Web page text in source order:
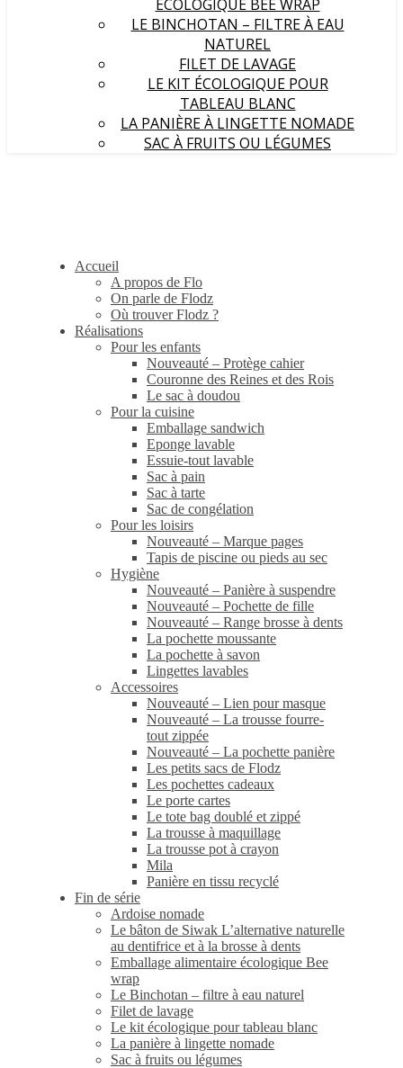
ÉCOLOGIQUE BEE WRAP
LE BINCHOTAN – FILTRE À EAU
NATUREL
FILET DE LAVAGE
LE KIT ÉCOLOGIQUE POUR
TABLEAU BLANC
LA PANIÈRE À LINGETTE NOMADE
SAC À FRUITS OU LÉGUMES
Accueil
A propos de Flo
On parle de Flodz
Où trouver Flodz ?
Réalisations
Pour les enfants
Nouveauté – Protège cahier
Couronne des Reines et des Rois
Le sac à doudou
Pour la cuisine
Emballage sandwich
Eponge lavable
Essuie-tout lavable
Sac à pain
Sac à tarte
Sac de congélation
Pour les loisirs
Nouveauté – Marque pages
Tapis de piscine ou pieds au sec
Hygiène
Nouveauté – Panière à suspendre
Nouveauté – Pochette de fille
Nouveauté – Range brosse à dents
La pochette moussante
La pochette à savon
Lingettes lavables
Accessoires
Nouveauté – Lien pour masque
Nouveauté – La trousse fourre-
tout zippée
Nouveauté – La pochette panière
Les petits sacs de Flodz
Les pochettes cadeaux
Le porte cartes
Le tote bag doublé et zippé
La trousse à maquillage
La trousse pot à crayon
Mila
Panière en tissu recyclé
Fin de série
Ardoise nomade
Le bâton de Siwak L’alternative naturelle
au dentifrice et à la brosse à dents
Emballage alimentaire écologique Bee
wrap
Le Binchotan – filtre à eau naturel
Filet de lavage
Le kit écologique pour tableau blanc
La panière à lingette nomade
Sac à fruits ou légumes